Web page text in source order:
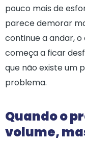
pouco mais de
parece demorar
continue a andar,
começa a ficar
que não existe um
problema.
Quando o
volume,